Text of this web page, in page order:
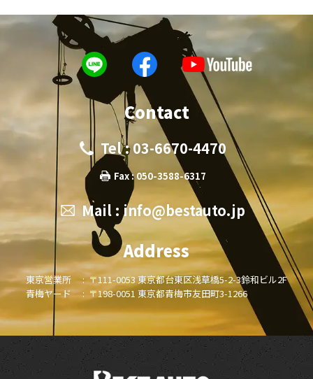
Contact
Tel : 03-6670-4470
Fax : 050-3588-6317
Mail : info@bestauto.jp
Address
東京営業所 : 〒111-0053 東京都台東区浅草橋5-2-3鈴和ビル2F
青梅ヤード : 〒198-0051 東京都青梅市友田町3-1266